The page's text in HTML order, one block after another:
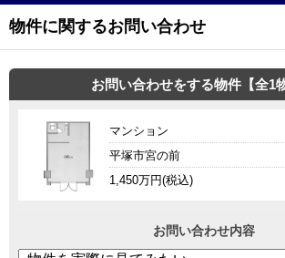
物件に関するお問い合わせ
お問い合わせをする物件【全1
マンション
平塚市宮の前
1,450万円(税込)
お問い合わせ内容